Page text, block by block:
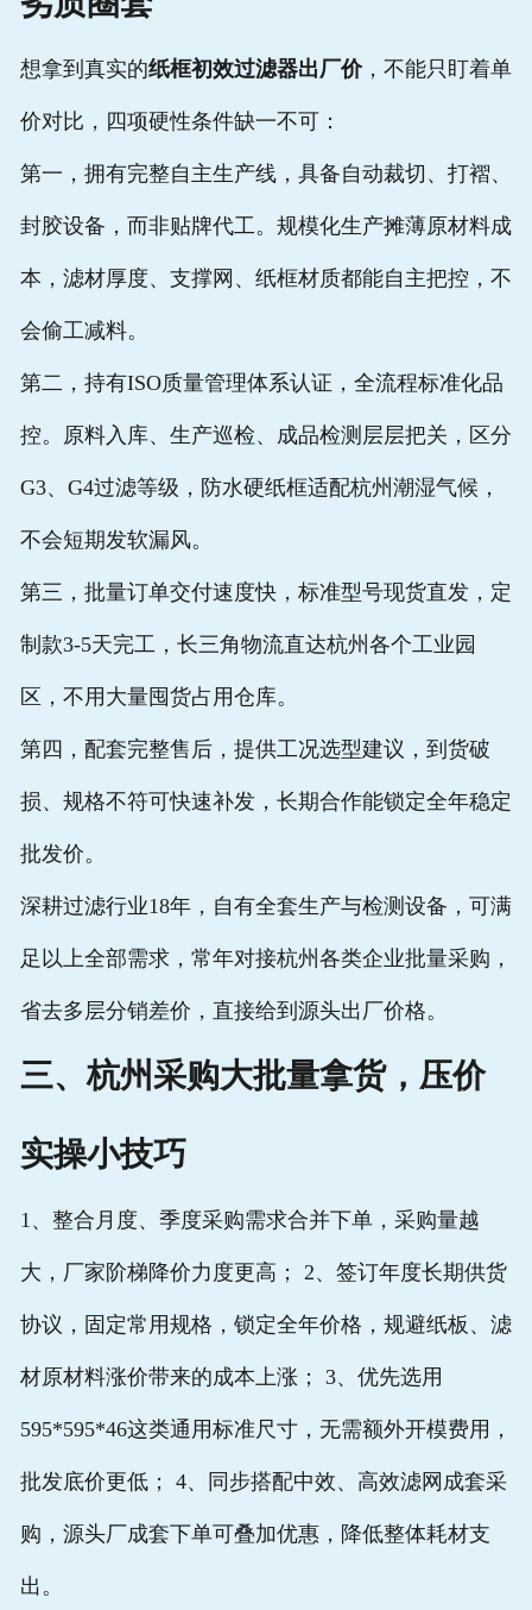
想拿到真实的纸框初效过滤器出厂价，不能只盯着单
价对比，四项硬性条件缺一不可：
第一，拥有完整自主生产线，具备自动裁切、打褶、
封胶设备，而非贴牌代工。规模化生产摊薄原材料成
本，滤材厚度、支撑网、纸框材质都能自主把控，不
会偷工减料。
第二，持有ISO质量管理体系认证，全流程标准化品
控。原料入库、生产巡检、成品检测层层把关，区分
G3、G4过滤等级，防水硬纸框适配杭州潮湿气候，
不会短期发软漏风。
第三，批量订单交付速度快，标准型号现货直发，定
制款3-5天完工，长三角物流直达杭州各个工业园
区，不用大量囤货占用仓库。
第四，配套完整售后，提供工况选型建议，到货破
损、规格不符可快速补发，长期合作能锁定全年稳定
批发价。
深耕过滤行业18年，自有全套生产与检测设备，可满
足以上全部需求，常年对接杭州各类企业批量采购，
省去多层分销差价，直接给到源头出厂价格。
三、杭州采购大批量拿货，压价
实操小技巧
1、整合月度、季度采购需求合并下单，采购量越
大，厂家阶梯降价力度更高； 2、签订年度长期供货
协议，固定常用规格，锁定全年价格，规避纸板、滤
材原材料涨价带来的成本上涨； 3、优先选用
595*595*46这类通用标准尺寸，无需额外开模费用，
批发底价更低； 4、同步搭配中效、高效滤网成套采
购，源头厂成套下单可叠加优惠，降低整体耗材支
出。